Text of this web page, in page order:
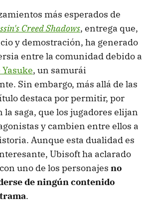
más esperados de
Creed Shadows, entrega que,
y demostración, ha generado
entre la comunidad debido a
, un samurái
Sin embargo, más allá de las
destaca por permitir, por
saga, que los jugadores elijan
y cambien entre ellos a
Aunque esta dualidad es
Ubisoft ha aclarado
uno de los personajes no
de ningún contenido
.